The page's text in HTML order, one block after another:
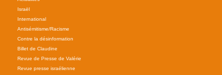
Israël
International
Antisémitisme/Racisme
Contre la désinformation
Billet de Claudine
Revue de Presse de Valérie
Revue presse israélienne